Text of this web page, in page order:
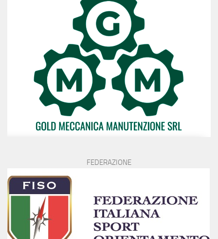
FEDERAZIONE